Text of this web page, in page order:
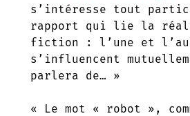
s’intéresse tout
rapport qui lie la
fiction : l’une et
s’influencent
parlera de… »
« Le mot « robot »,